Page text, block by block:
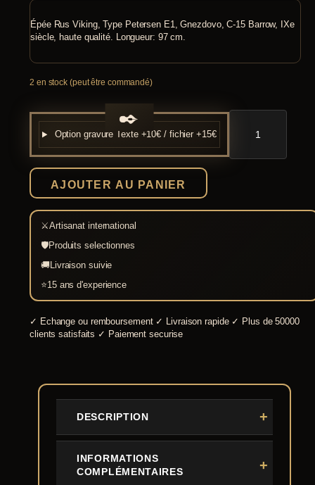
Épée Rus Viking, Type Petersen E1, Gnezdovo, C-15 Barrow, IXe
siècle, haute qualité. Longueur: 97 cm.
2 en stock (peut être commandé)
Option gravure Texte +10€ / fichier +15€
quantité
AJOUTER AU PANIER
⚔Artisanat international
🛡Produits selectionnes
🚚Livraison suivie
⭐15 ans d'experience
✓ Echange ou remboursement ✓ Livraison rapide ✓ Plus de 50000
clients satisfaits ✓ Paiement securise
DESCRIPTION
INFORMATIONS
COMPLÉMENTAIRES